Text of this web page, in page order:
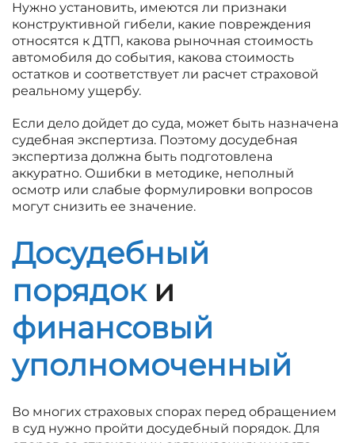
Нужно установить, имеются ли признаки
конструктивной гибели, какие повреждения
относятся к ДТП, какова рыночная стоимость
автомобиля до события, какова стоимость
остатков и соответствует ли расчет страховой
реальному ущербу.
Если дело дойдет до суда, может быть назначена
судебная экспертиза. Поэтому досудебная
экспертиза должна быть подготовлена
аккуратно. Ошибки в методике, неполный
осмотр или слабые формулировки вопросов
могут снизить ее значение.
Досудебный
порядоки
финансовый
уполномоченный
Во многих страховых спорах перед обращением
в суд нужно пройти досудебный порядок. Для